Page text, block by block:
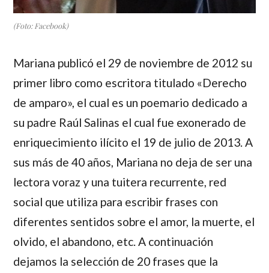
(Foto: Facebook)
Mariana publicó el 29 de noviembre de 2012 su
primer libro como escritora titulado «Derecho
de amparo», el cual es un poemario dedicado a
su padre Raúl Salinas el cual fue exonerado de
enriquecimiento ilícito el 19 de julio de 2013. A
sus más de 40 años, Mariana no deja de ser una
lectora voraz y una tuitera recurrente, red
social que utiliza para escribir frases con
diferentes sentidos sobre el amor, la muerte, el
olvido, el abandono, etc. A continuación
dejamos la selección de 20 frases que la